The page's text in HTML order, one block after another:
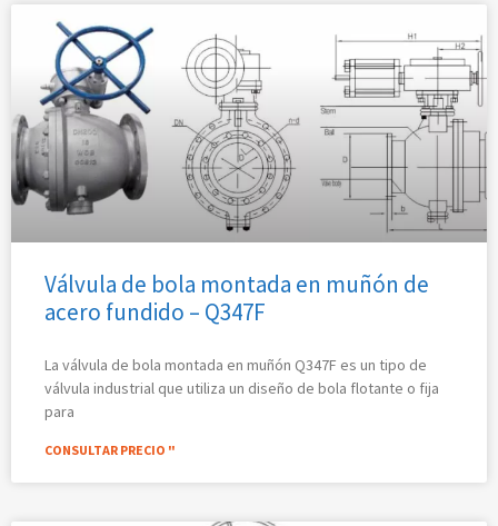
Válvula de bola montada en muñón de
acero fundido – Q347F
La válvula de bola montada en muñón Q347F es un tipo de
válvula industrial que utiliza un diseño de bola flotante o fija
para
CONSULTAR PRECIO "